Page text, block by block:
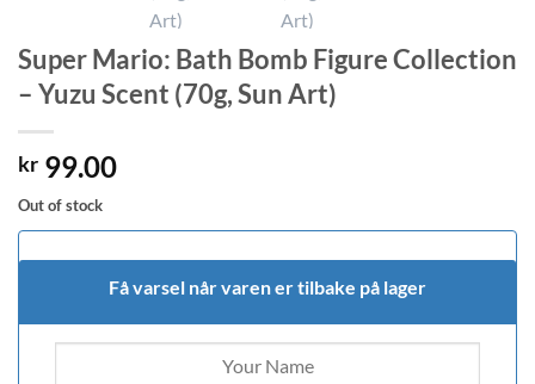
Super Mario: Bath Bomb Figure Collection
– Yuzu Scent (70g, Sun Art)
kr 99.00
Out of stock
Få varsel når varen er tilbake på lager